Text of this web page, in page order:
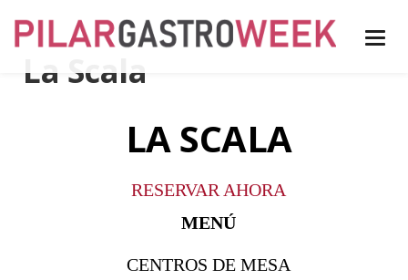
La Scala
LA SCALA
RESERVAR AHORA
MENÚ
CENTROS DE MESA